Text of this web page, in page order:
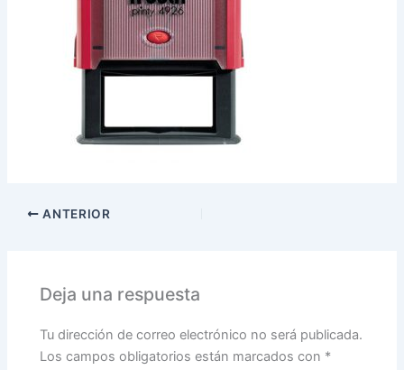
ANTERIOR
Deja una respuesta
Tu dirección de correo electrónico no será publicada.
Los campos obligatorios están marcados con *